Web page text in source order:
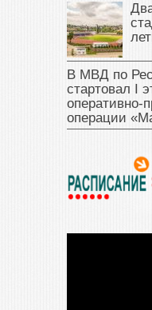
В МВД по
стартовал I
операции